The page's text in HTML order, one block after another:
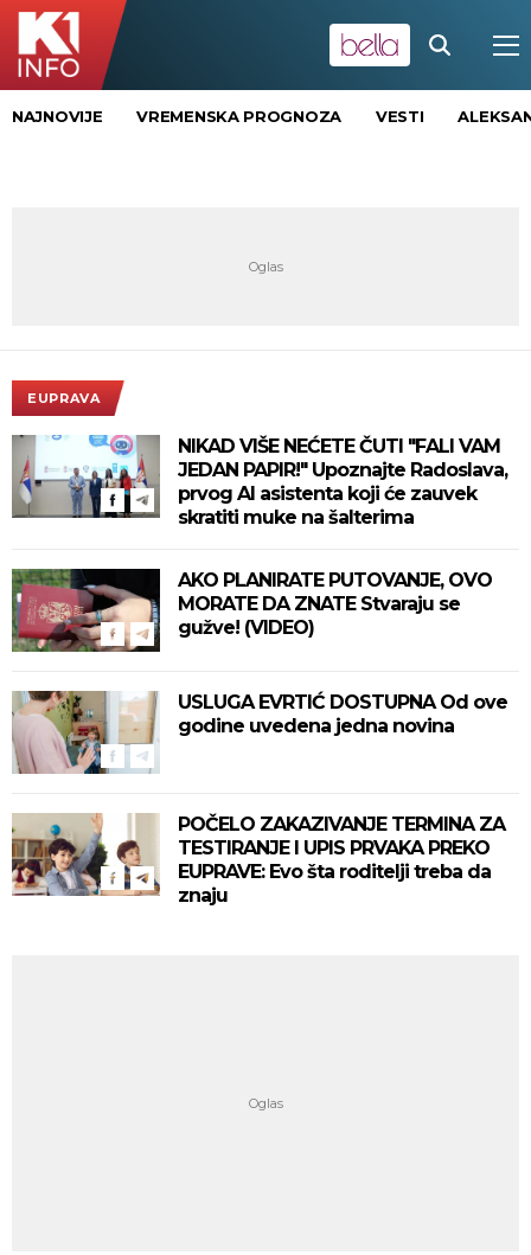
NAJNOVIJE VREMENSKA PROGNOZA VESTI
EUPRAVA
NIKAD VIŠE NEĆETE ČUTI "FALI VAM
JEDAN PAPIR!" Upoznajte Radoslava,
prvog AI asistenta koji će zauvek
skratiti muke na šalterima
AKO PLANIRATE PUTOVANJE, OVO
MORATE DA ZNATE Stvaraju se
gužve! (VIDEO)
USLUGA EVRTIĆ DOSTUPNA Od ove
godine uvedena jedna novina
POČELO ZAKAZIVANJE TERMINA ZA
TESTIRANJE I UPIS PRVAKA PREKO
EUPRAVE: Evo šta roditelji treba da
znaju